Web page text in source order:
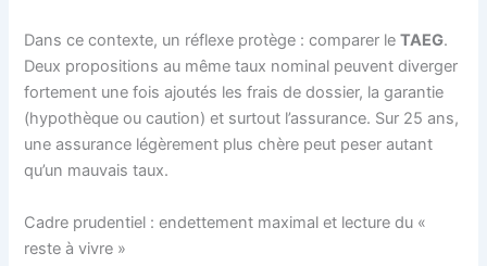
Dans ce contexte, un réflexe protège : comparer leTAEG.
Deux propositions au même taux nominal peuvent diverger
fortement une fois ajoutés les frais de dossier, la garantie
(hypothèque ou caution) et surtout l’assurance. Sur 25 ans,
une assurance légèrement plus chère peut peser autant
qu’un mauvais taux.
Cadre prudentiel : endettement maximal et lecture du «
reste à vivre »